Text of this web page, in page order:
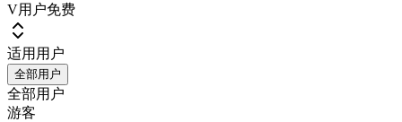
V用户免费
适用用户
全部用户
全部用户
游客